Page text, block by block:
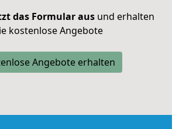
das Formular ausund erhalten
kostenlose Angebote
Angebote erhalten